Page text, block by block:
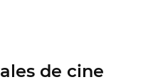
de cine